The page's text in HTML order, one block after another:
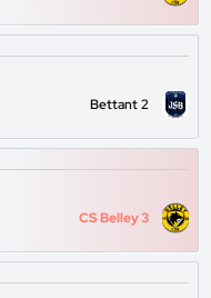
Bettant 2
CS Belley 3